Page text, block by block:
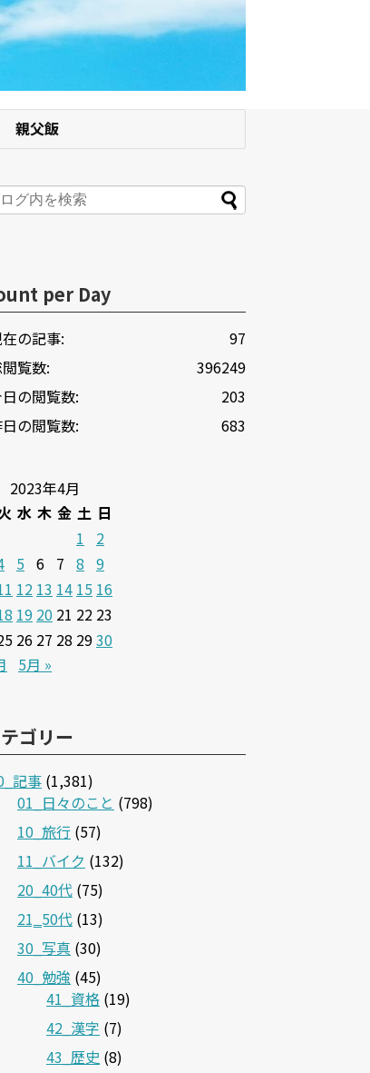
親父飯
per Day
97
の記事:
396249
覧数:
203
の閲覧数:
683
の閲覧数:
2023年4月
水 木 金 土 日
1
2
5 6 7 8 9
12 13 14 15 16
19 20 21 22 23
26 27 28 2930
5月 »
ゴリー
記事 (1,381)
01_日々のこと (798)
10_旅行 (57)
11_バイク (132)
20_40代 (75)
21‗50代 (13)
30_写真 (30)
40_勉強 (45)
41_資格 (19)
42_漢字 (7)
43_歴史 (8)